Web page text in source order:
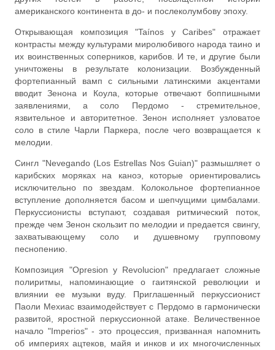
американского континента в до- и послеколумбову эпоху.
Открывающая композиция "Taínos y Caribes" отражает
контрасты между культурами миролюбивого народа таино и
их воинственных соперников, карибов. И те, и другие были
уничтожены в результате колонизации. Возбужденный
фортепианный вамп с сильными латинскими акцентами
вводит Зенона и Коула, которые отвечают боппишными
заявлениями, а соло Пердомо - стремительное,
язвительное и авторитетное. Зенон исполняет узловатое
соло в стиле Чарли Паркера, после чего возвращается к
мелодии.
Сингл "Nevegando (Los Estrellas Nos Guian)" размышляет о
карибских моряках на каноэ, которые ориентировались
исключительно по звездам. Колокольное фортепианное
вступление дополняется басом и шепчущими цимбалами.
Перкуссионисты вступают, создавая ритмический поток,
прежде чем Зенон скользит по мелодии и предается свингу,
захватывающему соло и душевному групповому
песнопению.
Композиция "Opresion y Revolucion" предлагает сложные
полиритмы, напоминающие о гаитянской революции и
влиянии ее музыки вуду. Приглашенный перкуссионист
Паоли Мехиас взаимодействует с Пердомо в гармонически
развитой, яростной перкуссионной атаке. Величественное
начало "Imperios" - это процессия, призванная напомнить
об империях ацтеков, майя и инков и их многочисленных